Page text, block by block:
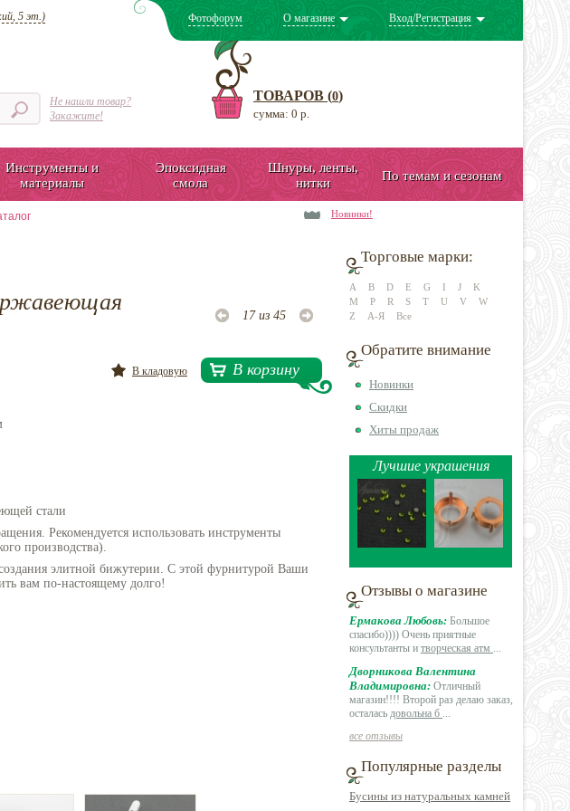
5 эт.)
Не нашли товар?
Закажите!
Фотофорум О магазине Вход/Регистрация
ТОВАРОВ (0)
сумма: 0 р.
Инструменты и
материалы
Эпоксидная
смола
Шнуры, ленты,
нитки
По темам и сезонам
Новинки!
17 из 45
В корзину
В кладовую
стали
Рекомендуется использовать инструменты
производства).
элитной бижутерии. С этой фурнитурой Ваши
вам по-настоящему долго!
Торговые марки:
A B D E G I J
K
M
P R S T U V
W
Z
А-Я Все
Обратите внимание
Новинки
Скидки
Хиты продаж
Лучшие украшения
Отзывы о магазине
Ермакова Любовь: Большое
спасибо)))) Очень приятные
консультанты и творческая атм ...
Дворникова Валентина
Владимировна: Отличный
магазин!!!! Второй раз делаю заказ,
осталась довольна б ...
все отзывы
Популярные разделы
Бусины из натуральных камней